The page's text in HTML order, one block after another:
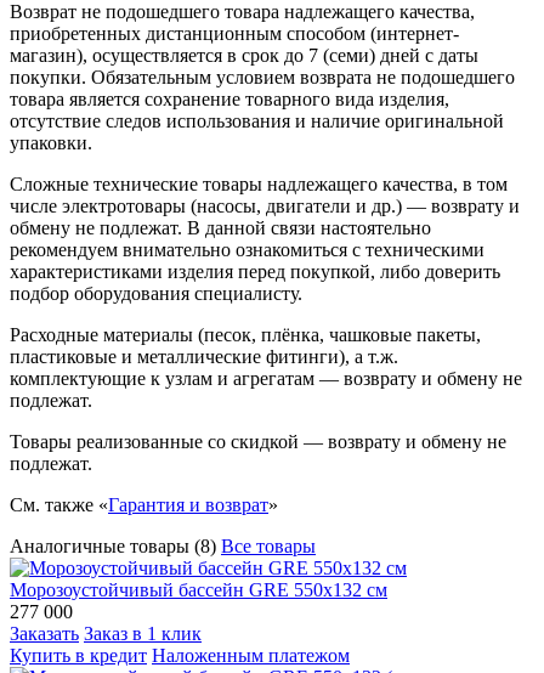
Возврат не подошедшего товара надлежащего качества,
приобретенных дистанционным способом (интернет-
магазин), осуществляется в срок до 7 (семи) дней с даты
покупки. Обязательным условием возврата не подошедшего
товара является сохранение товарного вида изделия,
отсутствие следов использования и наличие оригинальной
упаковки.
Сложные технические товары надлежащего качества, в том
числе электротовары (насосы, двигатели и др.) — возврату и
обмену не подлежат. В данной связи настоятельно
рекомендуем внимательно ознакомиться с техническими
характеристиками изделия перед покупкой, либо доверить
подбор оборудования специалисту.
Расходные материалы (песок, плёнка, чашковые пакеты,
пластиковые и металлические фитинги), а т.ж.
комплектующие к узлам и агрегатам — возврату и обмену не
подлежат.
Товары реализованные со скидкой — возврату и обмену не
подлежат.
См. также «Гарантия и возврат»
Аналогичные товары (8) Все товары
Морозоустойчивый бассейн GRE 550х132 см
277 000
Заказать Заказ в 1 клик
Купить в кредит Наложенным платежом